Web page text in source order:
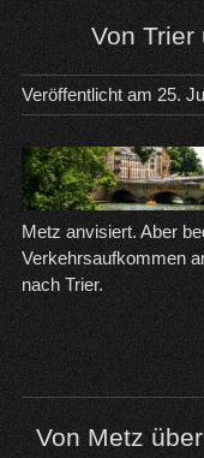
Von Trier
Veröffentlicht am 25.
Metz anvisiert. Aber
Verkehrsaufkommen
nach Trier.
Von Metz